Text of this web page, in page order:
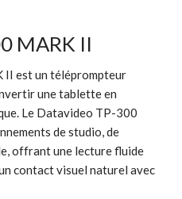
MARK II
II est un téléprompteur
une tablette en
Le Datavideo TP-300
de studio, de
offrant une lecture fluide
contact visuel naturel avec